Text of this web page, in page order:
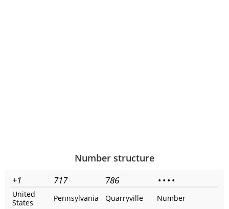
Number structure
+1 717 786 • • • •
United
States
Pennsylvania Quarryville Number